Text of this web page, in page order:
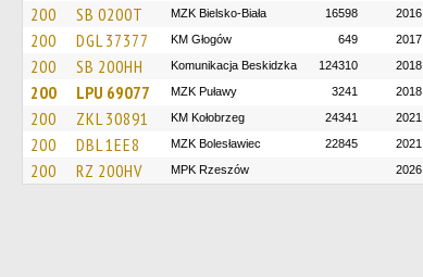
200 SB 0200T MZK Bielsko-Biała 16598 2016
200 DGL 37377 KM Głogów 649 2017
200 SB 200HH Komunikacja Beskidzka 124310 2018
200 LPU 69077 MZK Puławy 3241 2018
200 ZKL 30891 KM Kołobrzeg 24341 2021
200 DBL 1EE8 MZK Bolesławiec 22845 2021
200 RZ 200HV MPK Rzeszów 2026